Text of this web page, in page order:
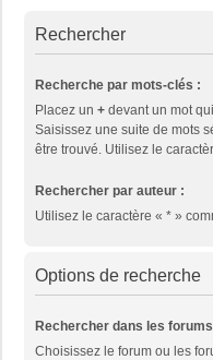
Rechercher
Recherche par mots-clés :
Placez un + devant un mot
Saisissez une suite de mots
être trouvé. Utilisez le
Rechercher par auteur :
Utilisez le caractère « * »
Options de recherche
Rechercher dans les
Choisissez le forum ou les